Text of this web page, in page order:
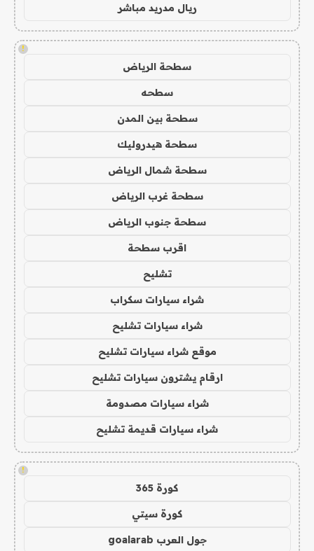
ريال مدريد مباشر
!
سطحة الرياض
سطحه
سطحة بين المدن
سطحة هيدروليك
سطحة شمال الرياض
سطحة غرب الرياض
سطحة جنوب الرياض
اقرب سطحة
تشليح
شراء سيارات سكراب
شراء سيارات تشليح
موقع شراء سيارات تشليح
ارقام يشترون سيارات تشليح
شراء سيارات مصدومة
شراء سيارات قديمة تشليح
!
كورة 365
كورة سيتي
جول العرب goalarab